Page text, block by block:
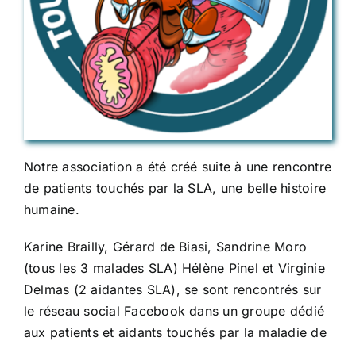
Notre association a été créé suite à une rencontre
de patients touchés par la SLA, une belle histoire
humaine.
Karine Brailly, Gérard de Biasi, Sandrine Moro
(tous les 3 malades SLA) Hélène Pinel et Virginie
Delmas (2 aidantes SLA), se sont rencontrés sur
le réseau social Facebook dans un groupe dédié
aux patients et aidants touchés par la maladie de